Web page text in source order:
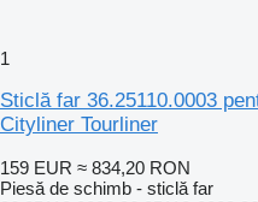
1
Sticlă far 36.25110.0003
Cityliner Tourliner
159 EUR ≈ 834,20 RON
Piesă de schimb - sticlă far